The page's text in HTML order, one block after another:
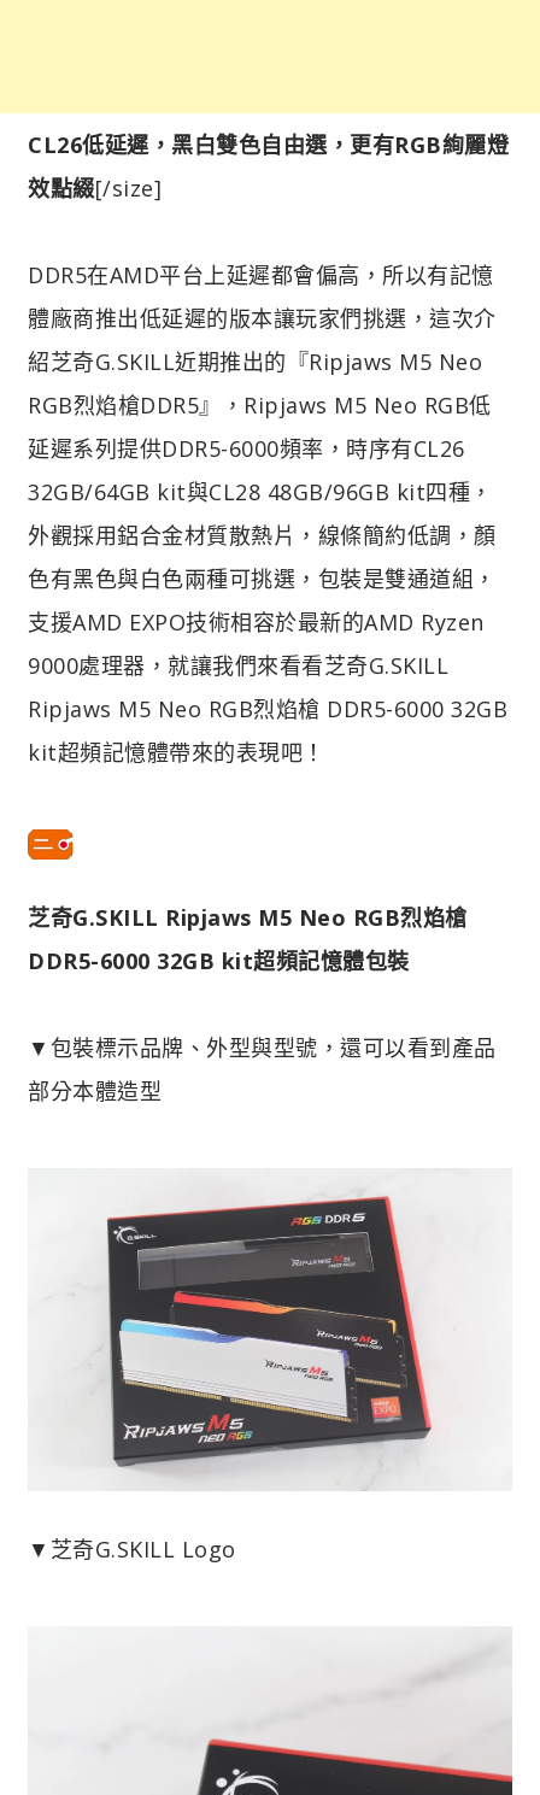
CL26低延遲，黑白雙色自由選，更有RGB絢麗燈
效點綴[/size]
DDR5在AMD平台上延遲都會偏高，所以有記憶
體廠商推出低延遲的版本讓玩家們挑選，這次介
紹芝奇G.SKILL近期推出的『Ripjaws M5 Neo
RGB烈焰槍DDR5』，Ripjaws M5 Neo RGB低
延遲系列提供DDR5-6000頻率，時序有CL26
32GB/64GB kit與CL28 48GB/96GB kit四種，
外觀採用鋁合金材質散熱片，線條簡約低調，顏
色有黑色與白色兩種可挑選，包裝是雙通道組，
支援AMD EXPO技術相容於最新的AMD Ryzen
9000處理器，就讓我們來看看芝奇G.SKILL
Ripjaws M5 Neo RGB烈焰槍 DDR5-6000 32GB
kit超頻記憶體帶來的表現吧！
芝奇G.SKILL Ripjaws M5 Neo RGB烈焰槍
DDR5-6000 32GB kit超頻記憶體包裝
▼包裝標示品牌、外型與型號，還可以看到產品
部分本體造型
▼芝奇G.SKILL Logo